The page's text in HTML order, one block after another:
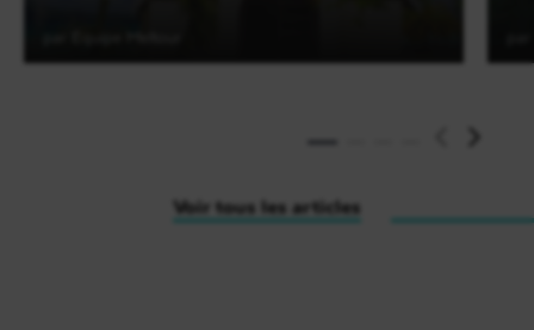
Voir tous les articles